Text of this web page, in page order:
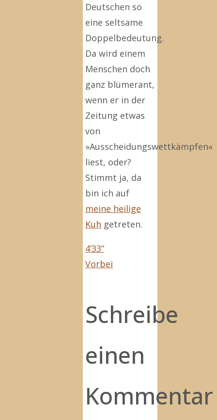
Deutschen so
eine seltsame
Doppelbedeutung.
Da wird einem
Menschen doch
ganz blümerant,
wenn er in der
Zeitung etwas
von
»Ausscheidungswettkämpfen«
liest, oder?
Stimmt ja, da
bin ich auf
meine heilige
Kuh getreten.
4’33“
Vorbei
Schreibe
einen
Kommentar